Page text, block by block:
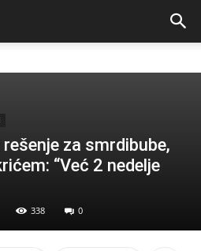
za smrdibube,
“Već 2 nedelje
338 0